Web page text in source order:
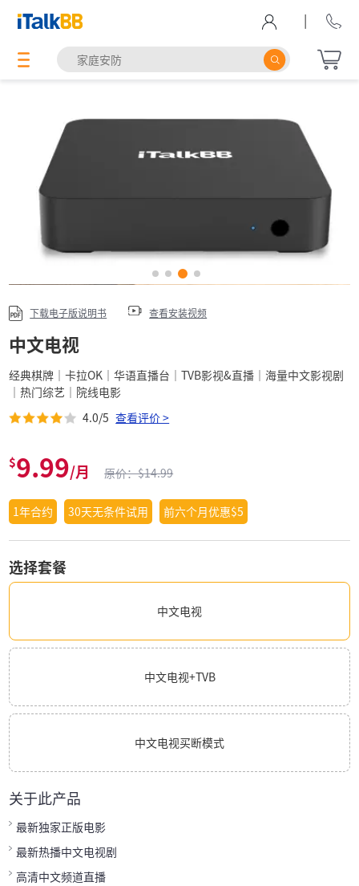
|
下载电子版说明书 查看安装视频
中文电视
经典棋牌｜卡拉OK｜华语直播台｜TVB影视&直播｜海量中文影视剧
｜热门综艺｜院线电影
4.0/5 查看评价 >
$9.99/月 原价：$14.99
1年合约 30天无条件试用 前六个月优惠$5
选择套餐
中文电视
中文电视+TVB
中文电视买断模式
关于此产品
最新独家正版电影
最新热播中文电视剧
高清中文频道直播